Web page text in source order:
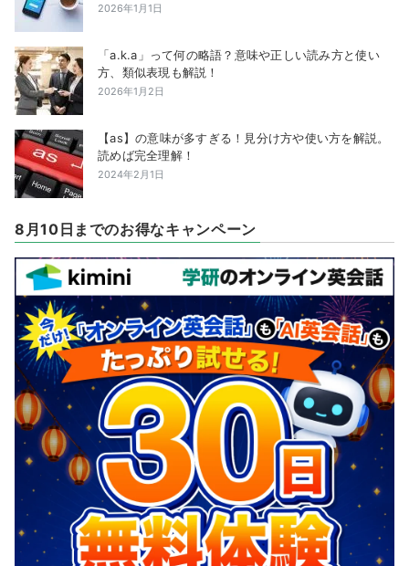
2026年1月1日
「a.k.a」って何の略語？意味や正しい読み方と使い
方、類似表現も解説！
2026年1月2日
【as】の意味が多すぎる！見分け方や使い方を解説。
読めば完全理解！
2024年2月1日
8月10日までのお得なキャンペーン